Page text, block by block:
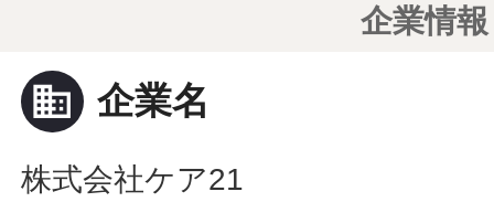
企業情報
business 企業名
株式会社ケア21